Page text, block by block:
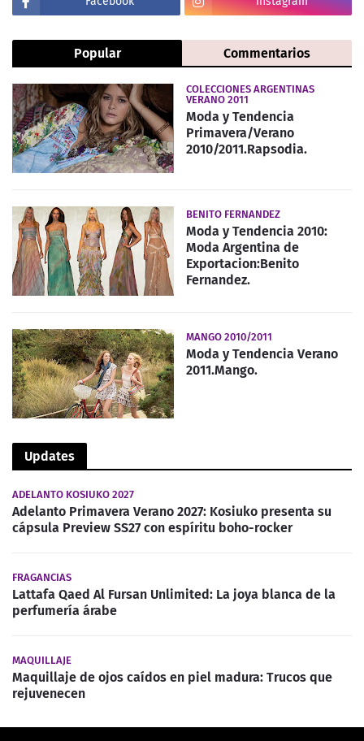
Popular Commentarios
COLECCIONES ARGENTINAS
VERANO 2011
Moda y Tendencia
Primavera/Verano
2010/2011.Rapsodia.
BENITO FERNANDEZ
Moda y Tendencia 2010:
Moda Argentina de
Exportacion:Benito
Fernandez.
MANGO 2010/2011
Moda y Tendencia Verano
2011.Mango.
Updates
ADELANTO KOSIUKO 2027
Adelanto Primavera Verano 2027: Kosiuko presenta su
cápsula Preview SS27 con espíritu boho-rocker
FRAGANCIAS
Lattafa Qaed Al Fursan Unlimited: La joya blanca de la
perfumería árabe
MAQUILLAJE
Maquillaje de ojos caídos en piel madura: Trucos que
rejuvenecen